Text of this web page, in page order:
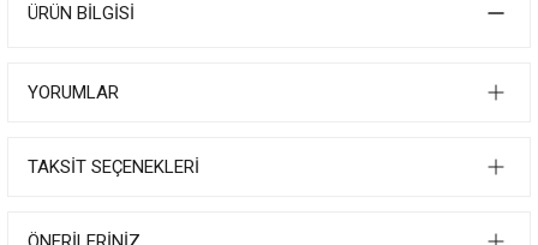
ÜRÜN BILGISI
YORUMLAR
TAKSIT SEÇENEKLERI